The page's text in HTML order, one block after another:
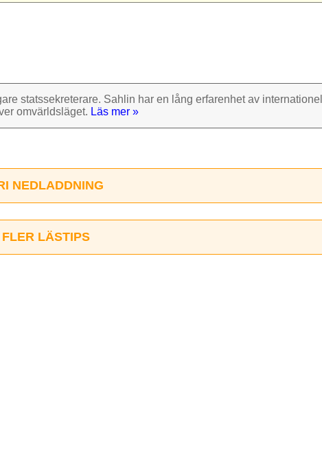
stats­sekre­terare. Sahlin har en lång erfarenhet av
omvärlds­läget. Läs mer »
NEDLADDNING
FLER LÄSTIPS